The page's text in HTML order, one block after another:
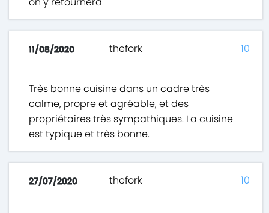
11/08/2020 thefork
Très bonne cuisine dans un cadre très
calme, propre et agréable, et des
propriétaires très sympathiques. La cuisine
est typique et très bonne.
10
27/07/2020 thefork 10